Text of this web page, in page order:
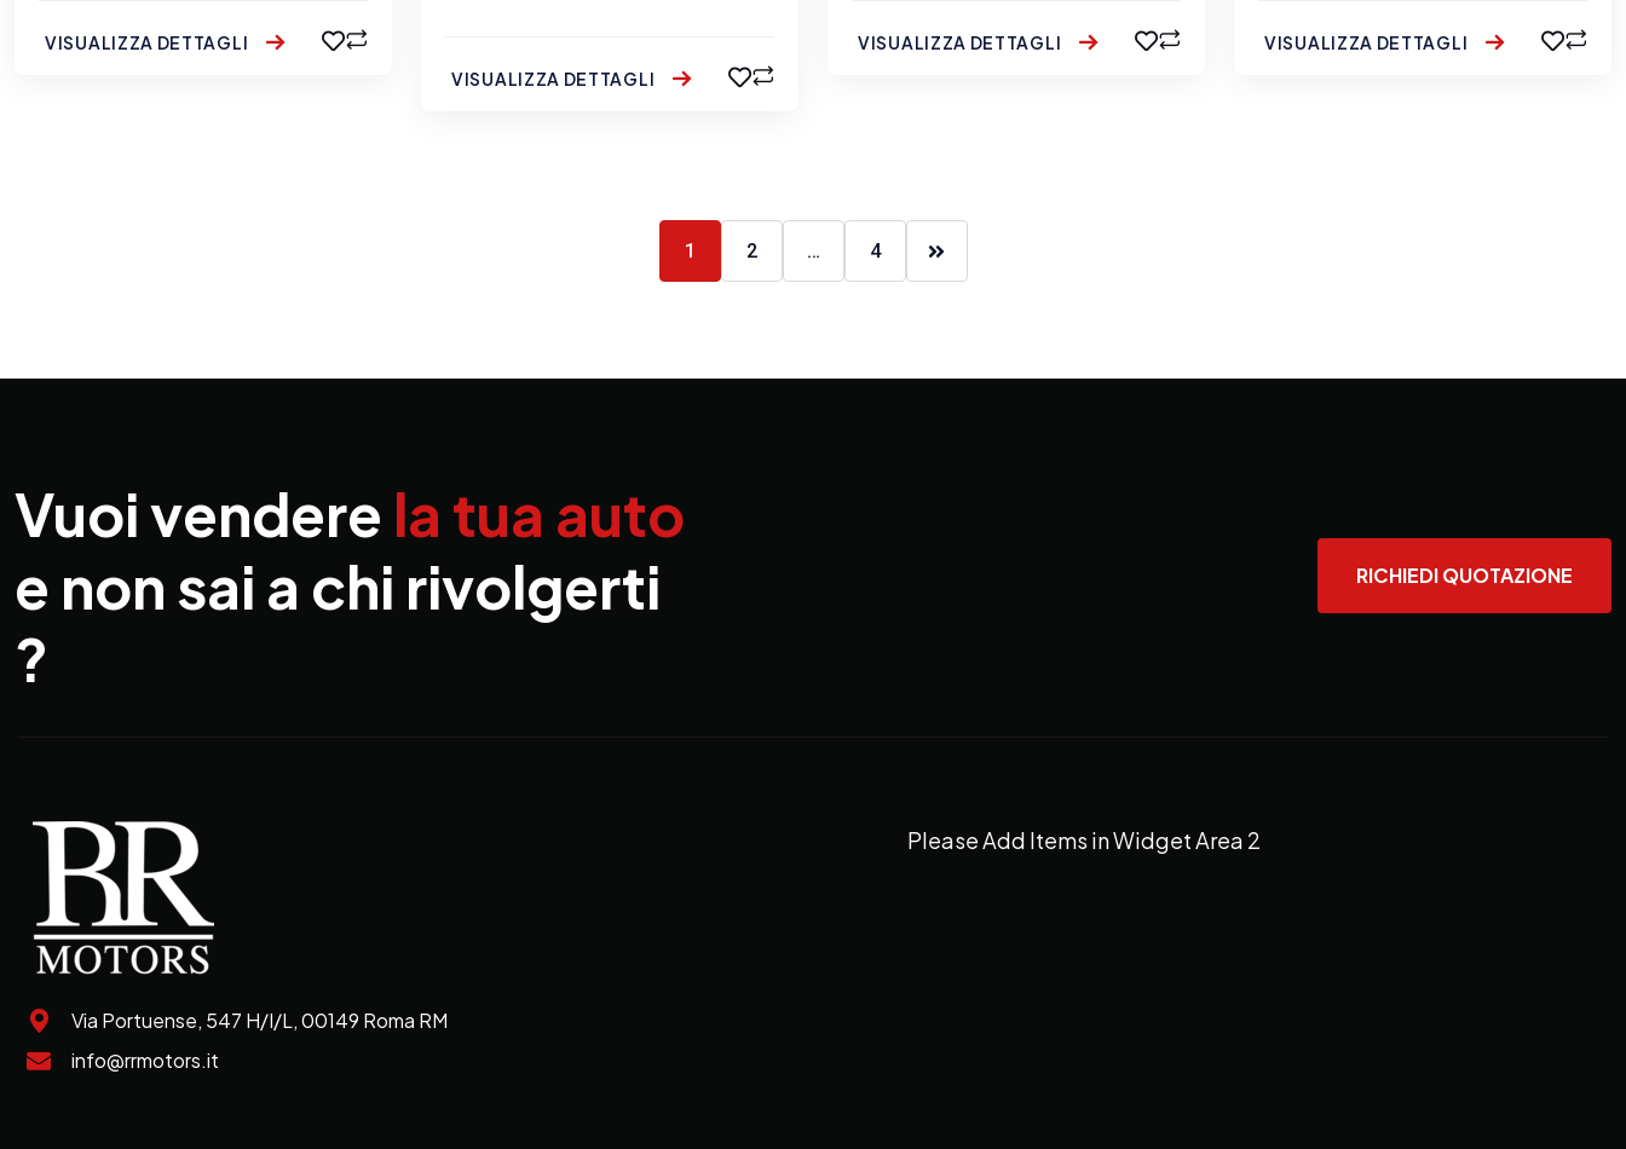
VISUALIZZA DETTAGLI
VISUALIZZA DETTAGLI
VISUALIZZA DETTAGLI VISUALIZZA DETTAGLI
1 2 … 4
Vuoi vendere la tua auto
e non sai a chi rivolgerti
?
RICHIEDI QUOTAZIONE
Via Portuense, 547 H/I/L, 00149 Roma RM
info@rrmotors.it
Please Add Items in Widget Area 2